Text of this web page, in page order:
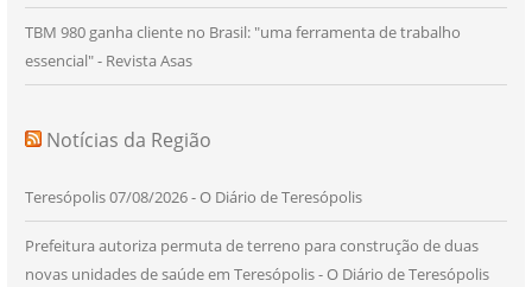
TBM 980 ganha cliente no Brasil: "uma ferramenta de trabalho
essencial" - Revista Asas
Notícias da Região
Teresópolis 07/08/2026 - O Diário de Teresópolis
Prefeitura autoriza permuta de terreno para construção de duas
novas unidades de saúde em Teresópolis - O Diário de Teresópolis